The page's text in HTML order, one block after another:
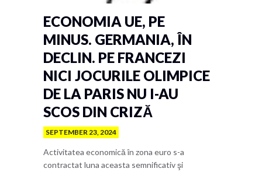
ECONOMIA UE, PE
MINUS. GERMANIA, ÎN
DECLIN. PE FRANCEZI
NICI JOCURILE OLIMPICE
DE LA PARIS NU I-AU
SCOS DIN CRIZĂ
SEPTEMBER 23, 2024
Activitatea economică în zona euro s-a
contractat luna aceasta semnificativ şi